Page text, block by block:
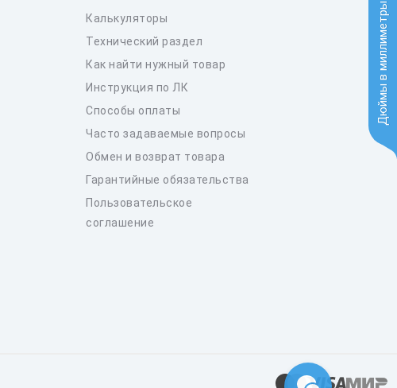
Дюймы в миллиметры
Калькуляторы
Технический раздел
Как найти нужный товар
Инструкция по ЛК
Способы оплаты
Часто задаваемые вопросы
Обмен и возврат товара
Гарантийные обязательства
Пользовательское
соглашение